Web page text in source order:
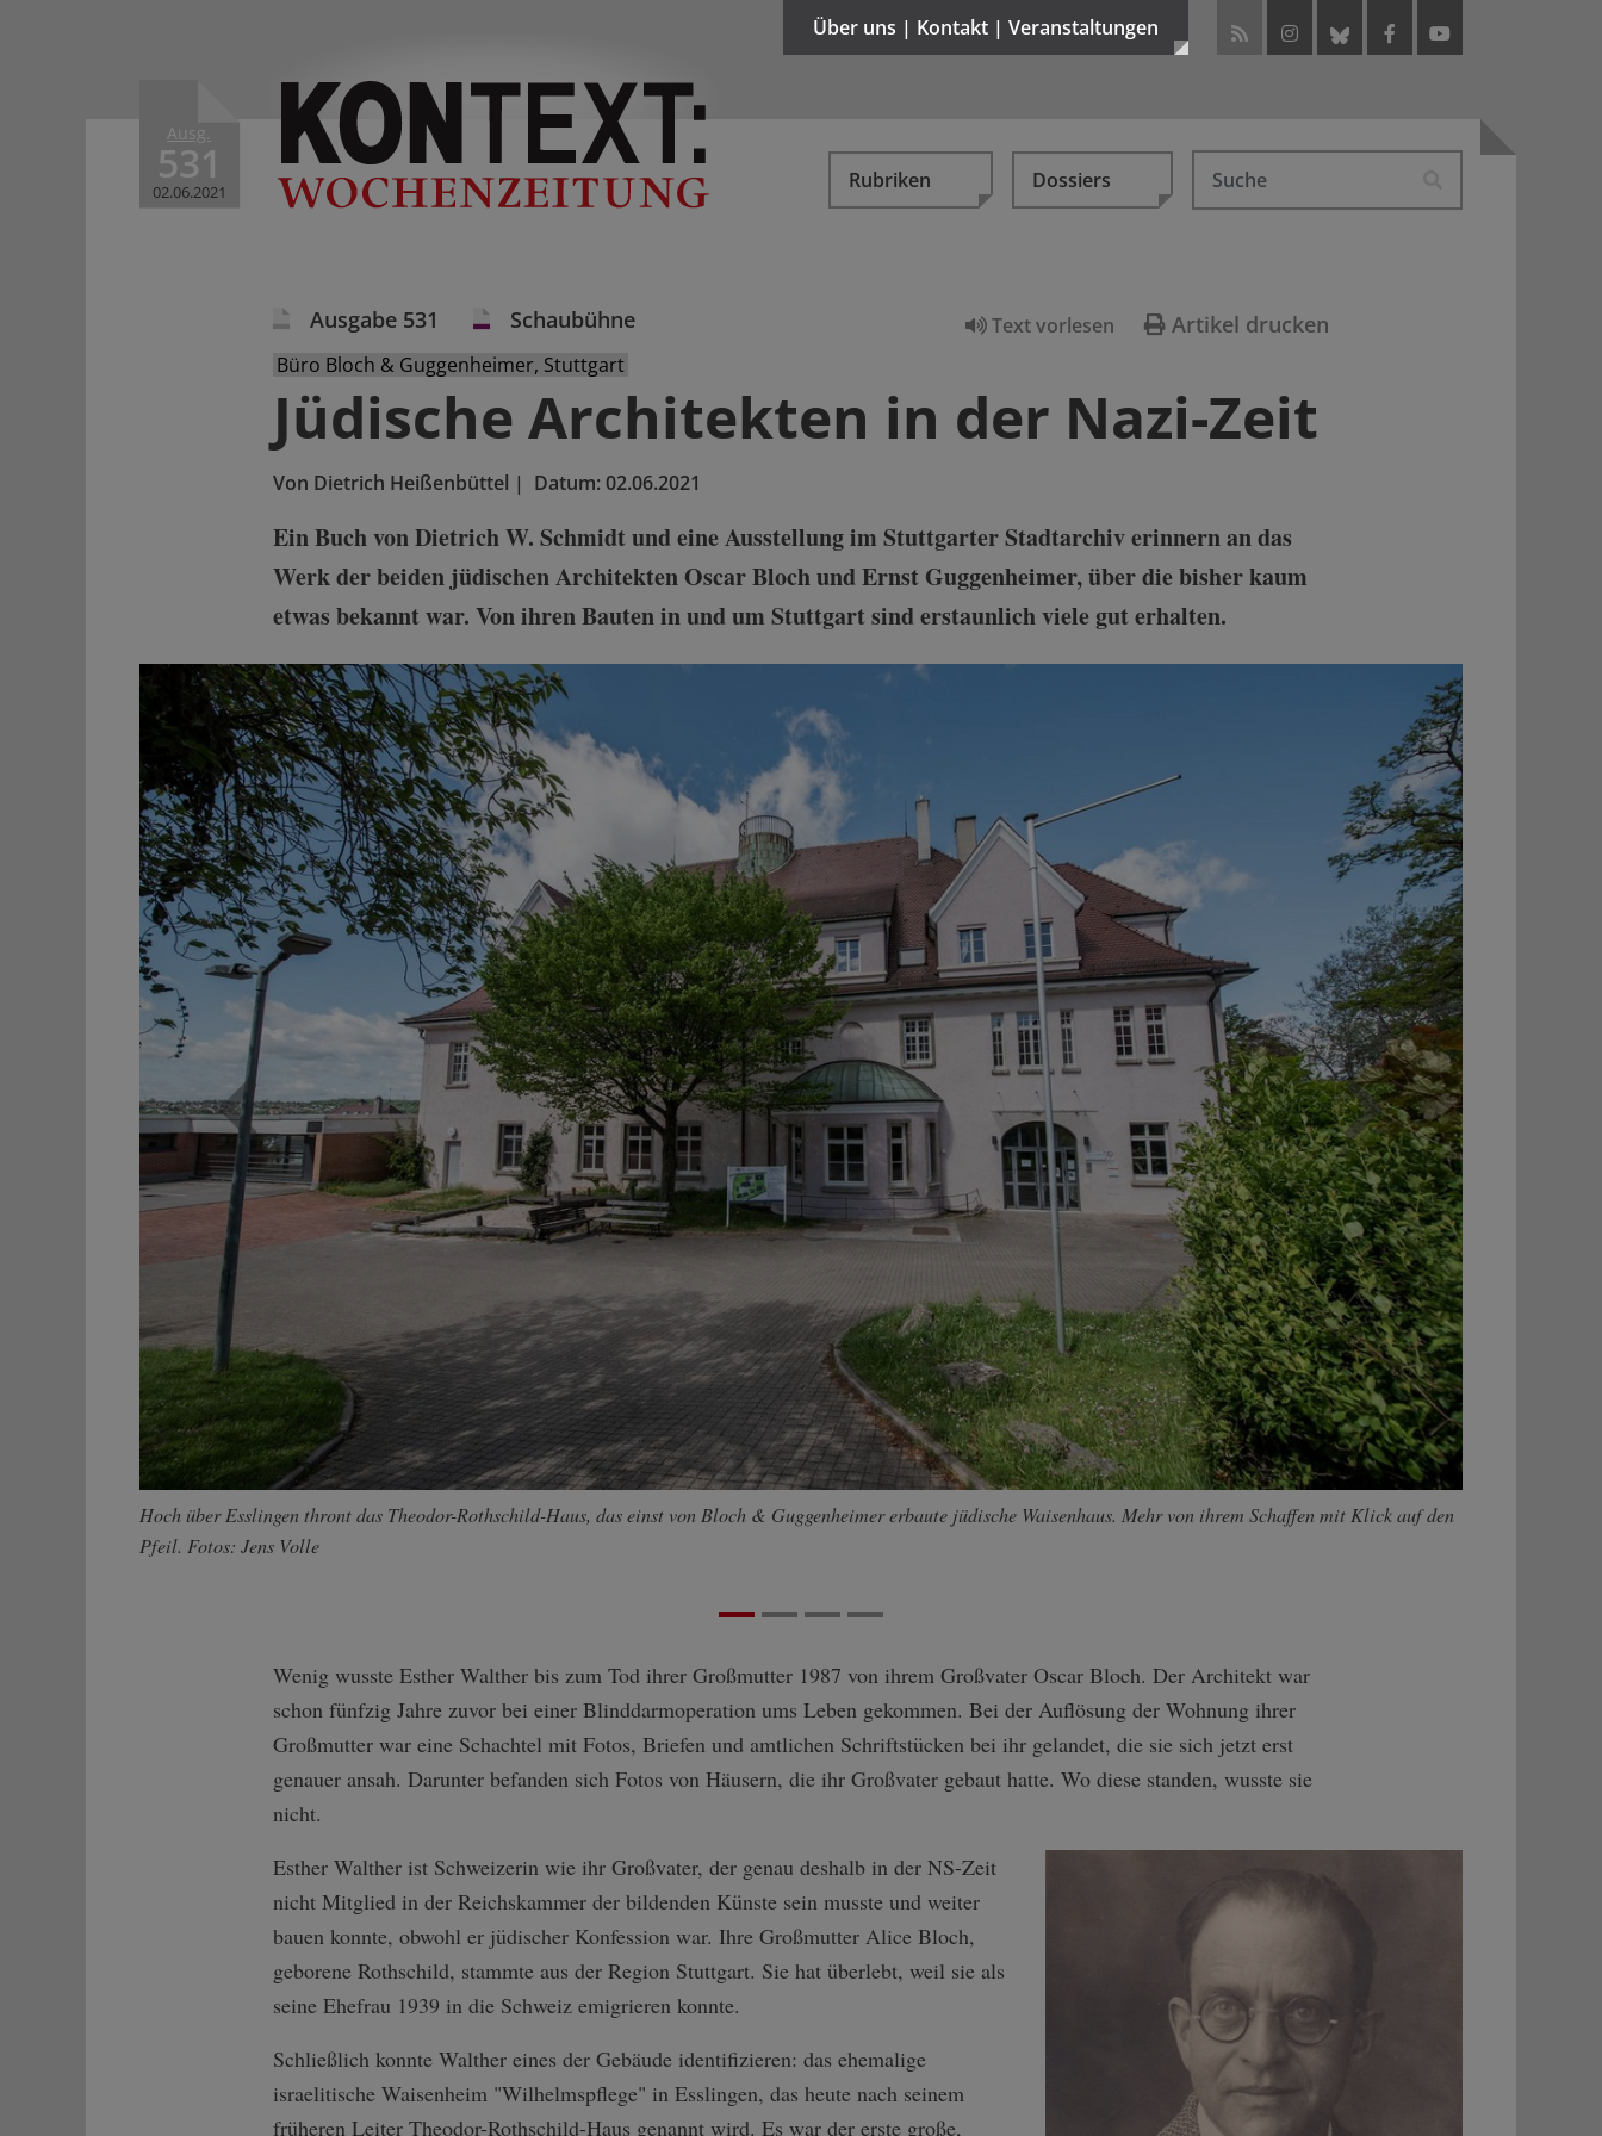
Ausg.
531
02.06.2021
Über uns | Kontakt | Veranstaltungen
Rubriken Dossiers
Text vorlesen Artikel drucken
Ausgabe 531 Schaubühne
Büro Bloch & Guggenheimer, Stuttgart
Jüdische Architekten in der Nazi-Zeit
Von Dietrich Heißenbüttel | Datum:02.06.2021
Ein Buch von Dietrich W. Schmidt und eine Ausstellung im Stuttgarter Stadtarchiv erinnern an das
Werk der beiden jüdischen Architekten Oscar Bloch und Ernst Guggenheimer, über die bisher kaum
etwas bekannt war. Von ihren Bauten in und um Stuttgart sind erstaunlich viele gut erhalten.
Hoch über Esslingen thront das Theodor-Rothschild-Haus, das einst von Bloch & Guggenheimer erbaute jüdische Waisenhaus. Mehr von ihrem Schaffen mit Klick auf den
Pfeil. Fotos: Jens Volle
Zurück Weiter
Wenig wusste Esther Walther bis zum Tod ihrer Großmutter 1987 von ihrem Großvater Oscar Bloch. Der Architekt war
schon fünfzig Jahre zuvor bei einer Blinddarmoperation ums Leben gekommen. Bei der Auflösung der Wohnung ihrer
Großmutter war eine Schachtel mit Fotos, Briefen und amtlichen Schriftstücken bei ihr gelandet, die sie sich jetzt erst
genauer ansah. Darunter befanden sich Fotos von Häusern, die ihr Großvater gebaut hatte. Wo diese standen, wusste sie
nicht.
Esther Walther ist Schweizerin wie ihr Großvater, der genau deshalb in der NS-Zeit
nicht Mitglied in der Reichskammer der bildenden Künste sein musste und weiter
bauen konnte, obwohl er jüdischer Konfession war. Ihre Großmutter Alice Bloch,
geborene Rothschild, stammte aus der Region Stuttgart. Sie hat überlebt, weil sie als
seine Ehefrau 1939 in die Schweiz emigrieren konnte.
Schließlich konnte Walther eines der Gebäude identifizieren: das ehemalige
israelitische Waisenheim "Wilhelmspflege" in Esslingen, das heute nach seinem
früheren Leiter Theodor-Rothschild-Haus genannt wird. Es war der erste große,